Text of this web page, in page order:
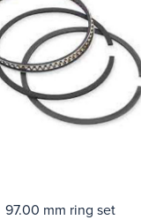
97.00 mm ring set